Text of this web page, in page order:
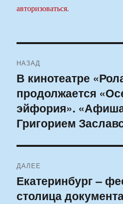
авторизоваться.
по
записям
НАЗАД
Предыдущая
запись:
В кинотеатре
продолжается
эйфория».
Григорием
ДАЛЕЕ
Следующая
запись:
Екатеринбург –
столица